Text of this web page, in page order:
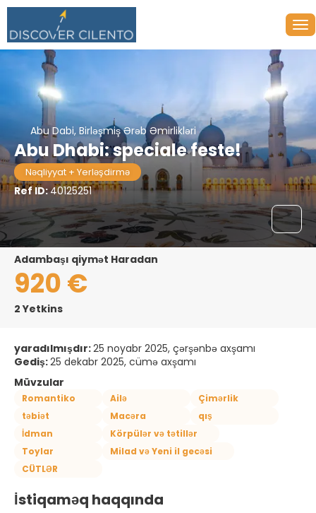
Abu Dabi, Birləşmiş Ərəb Əmirlikləri
Abu Dhabi: speciale feste!
Nəqliyyat + Yerləşdirmə
Ref ID:40125251
adambaşı qiymət Haradan
920 €
2 Yetkins
yaradılmışdır:25 noyabr 2025, çərşənbə axşamı
Gediş:25 dekabr 2025, cümə axşamı
Müvzular
Romantiko Ailə
Çimərlik
təbiət
Macəra
qış
İdman
Körpülər və tətillər
Toylar
Milad və Yeni il gecəsi
CÜTLƏR
İstiqaməq haqqında